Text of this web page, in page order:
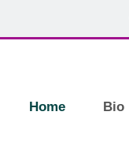
Home Bio